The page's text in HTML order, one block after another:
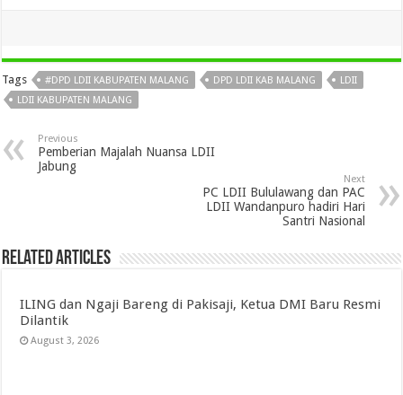
Tags #DPD LDII KABUPATEN MALANG DPD LDII KAB MALANG
LDII
LDII KABUPATEN MALANG
Previous
Pemberian Majalah Nuansa LDII
Jabung
Next
PC LDII Bululawang dan PAC
LDII Wandanpuro hadiri Hari
Santri Nasional
Related Articles
ILING dan Ngaji Bareng di Pakisaji, Ketua DMI Baru Resmi
Dilantik
August 3, 2026